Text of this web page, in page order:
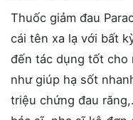
Thuốc giảm đau
cái tên xa lạ với bất
đến tác dụng tốt cho
như giúp hạ sốt
triệu chứng đau